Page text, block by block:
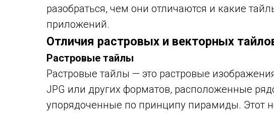
разобраться, чем они отличаются и какие
приложений.
Отличия растровых и векторных
Растровые тайлы
Растровые тайлы — это растровые
JPG или других форматов, расположенные
упорядоченные по принципу пирамиды. Этот